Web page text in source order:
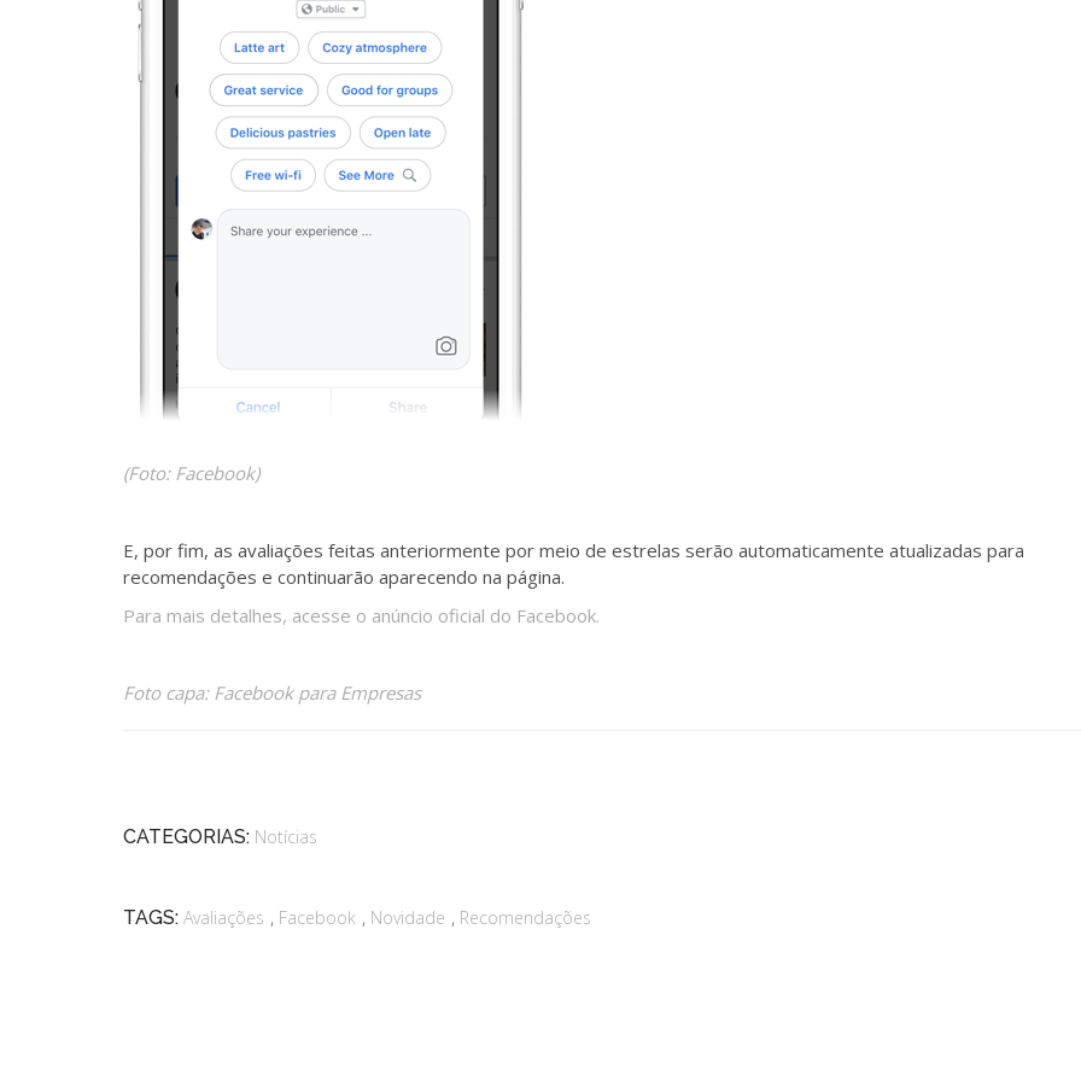
(Foto: Facebook)
E, por fim, as avaliações feitas anteriormente por meio de estrelas serão automaticamente atualizadas para
recomendações e continuarão aparecendo na página.
Para mais detalhes, acesse o anúncio oficial do Facebook.
Foto capa: Facebook para Empresas
CATEGORIAS: Notícias
TAGS: Avaliações , Facebook , Novidade , Recomendações